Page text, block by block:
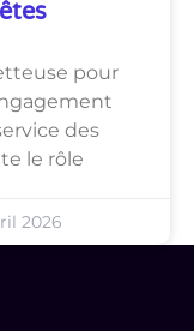
pour
des
le rôle
2026